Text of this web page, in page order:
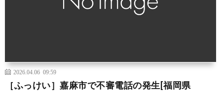
2026.04.06 09:59
［ふっけい］嘉麻市で不審電話の発生[福岡県